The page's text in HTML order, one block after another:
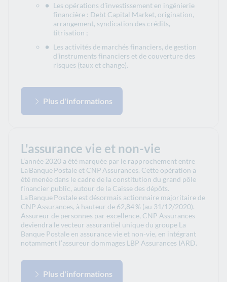
Les opérations d’investissement en ingénierie
financière : Debt Capital Market, origination,
arrangement, syndication des crédits,
titrisation ;
Les activités de marchés financiers, de gestion
d’instruments financiers et de couverture des
risques (taux et change).
Plus d'informations
L'assurance vie et non-vie
L’année 2020 a été marquée par le rapprochement entre
La Banque Postale et CNP Assurances. Cette opération a
été menée dans le cadre de la constitution du grand pôle
financier public, autour de la Caisse des dépôts.
La Banque Postale est désormais actionnaire majoritaire de
CNP Assurances, à hauteur de 62,84 % (au 31/12/2020).
Assureur de personnes par excellence, CNP Assurances
deviendra le vecteur assurantiel unique du groupe La
Banque Postale en assurance vie et non-vie, en intégrant
notamment l’assureur dommages LBP Assurances IARD.
Plus d'informations